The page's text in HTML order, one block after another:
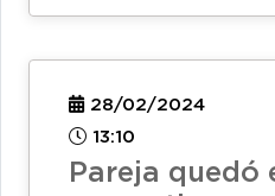
28/02/2024
13:10
Pareja quedó